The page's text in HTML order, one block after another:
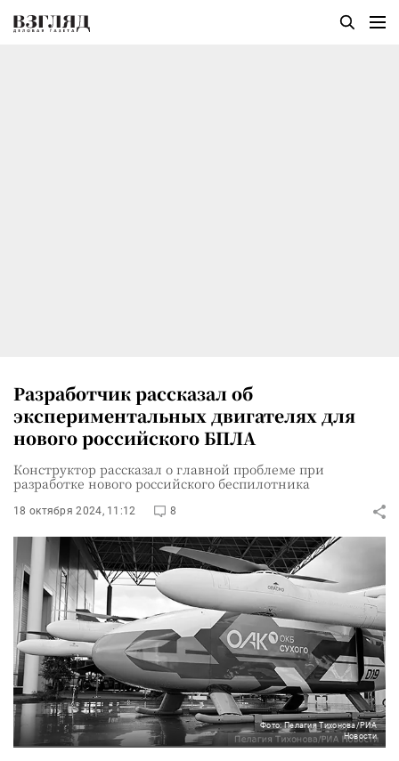
Разработчик рассказал об
экспериментальных двигателях для
нового российского БПЛА
Конструктор рассказал о главной проблеме при
разработке нового российского беспилотника
18 октября 2024, 11:12 8
Фото: Пелагия Тихонова/РИА
Новости